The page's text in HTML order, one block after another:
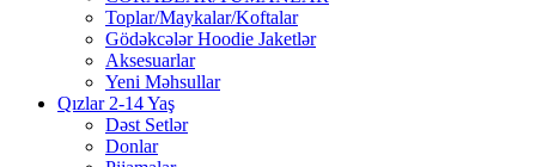
Toplar/Maykalar/Koftalar
Gödəkcələr Hoodie Jaketlər
Aksesuarlar
Yeni Məhsullar
Qızlar 2-14 Yaş
Dəst Setlər
Donlar